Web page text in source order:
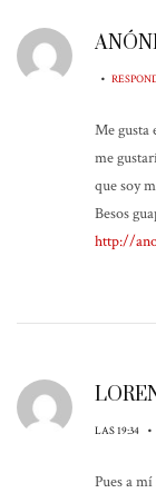
•
Me gusta
me
que soy
Besos
http://
LAS 19:34 •
Pues a